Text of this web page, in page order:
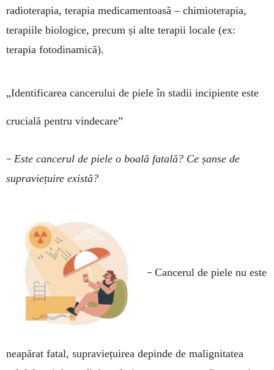
radioterapia, terapia medicamentoasă – chimioterapia,
terapiile biologice, precum și alte terapii locale (ex:
terapia fotodinamică).
„Identificarea cancerului de piele în stadii incipiente este
crucială pentru vindecare”
– Este cancerul de piele o boală fatală? Ce șanse de
supraviețuire există?
– Cancerul de piele nu este
neapărat fatal, supraviețuirea depinde de malignitatea